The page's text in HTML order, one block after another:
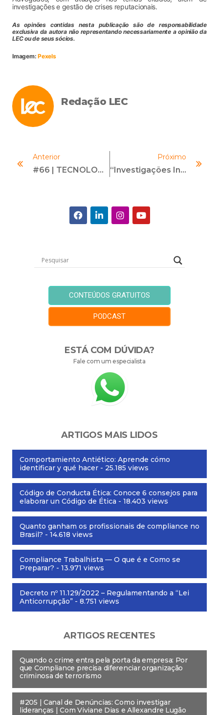
investigações e gestão de crises reputacionais.
As opinões contidas nesta publicação são de responsabilidade
exclusiva da autora não representando necessariamente a opinião da
LEC ou de seus sócios.
Imagem:Pexels
Redação LEC
Anterior
#66 | TECNOLOGIA EM INVESTIGAÇÕES | Com Bruno Massard
Próximo
“Investigações Internas” – Seria Esse O Pilar Menos Maduro Dos Programas De Compliance?
CONTEÚDOS GRATUITOS
PODCAST
ESTÁ COM DÚVIDA?
Fale com um especialista
ARTIGOS MAIS LIDOS
Comportamiento Antiético: Aprende cómo
identificar y qué hacer - 25.185 views
Código de Conducta Ética: Conoce 6 consejos para
elaborar un Código de Ética - 18.403 views
Quanto ganham os profissionais de compliance no
Brasil? - 14.618 views
Compliance Trabalhista — O que é e Como se
Preparar? - 13.971 views
Decreto nº 11.129/2022 – Regulamentando a “Lei
Anticorrupção” - 8.751 views
ARTIGOS RECENTES
Quando o crime entra pela porta da empresa: Por
que Compliance precisa diferenciar organização
criminosa de terrorismo
#205 | Canal de Denúncias: Como investigar
lideranças | Com Viviane Dias e Allexandre Lugão